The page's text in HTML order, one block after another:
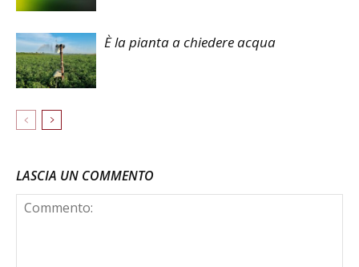
È la pianta a chiedere acqua
LASCIA UN COMMENTO